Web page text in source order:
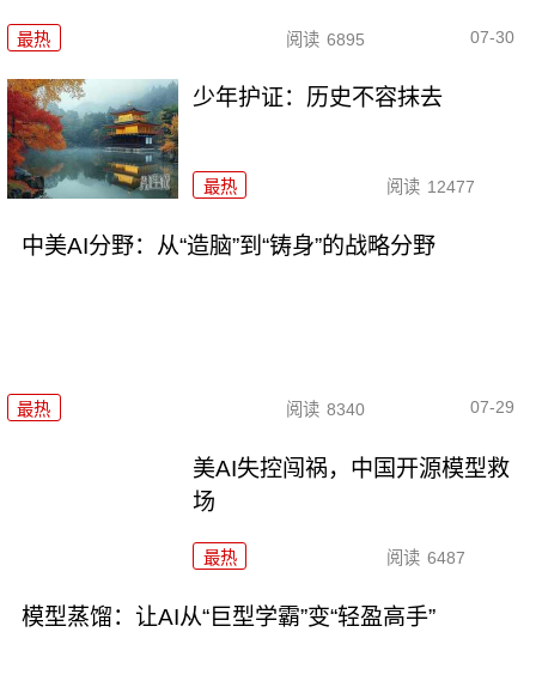
最热 阅读 6895 07-30
少年护证：历史不容抹去
最热 阅读 12477
中美AI分野：从“造脑”到“铸身”的战略分野
最热 阅读 8340 07-29
美AI失控闯祸，中国开源模型救
场
最热 阅读 6487
模型蒸馏：让AI从“巨型学霸”变“轻盈高手”